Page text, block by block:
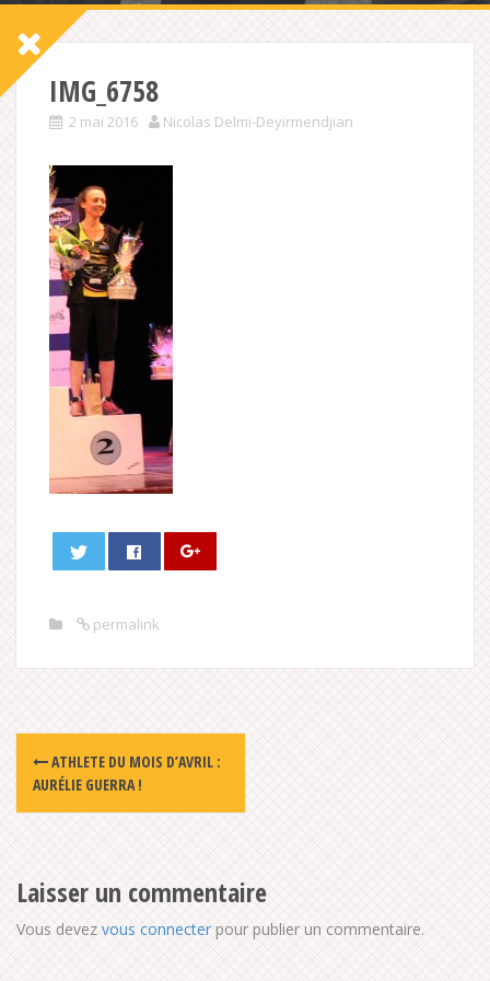
IMG_6758
2 mai 2016 Nicolas Delmi-Deyirmendjian
permalink
Post
navigation
ATHLETE DU MOIS D’AVRIL :
AURÉLIE GUERRA !
Laisser un commentaire
Vous devez vous connecter pour publier un commentaire.